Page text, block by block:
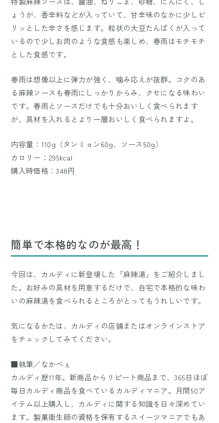
ょうが、香辛料などが入っていて、甘辛味のなかに少しピ
リッとした辛さを感じます。粒状の大豆たんぱくが入って
いるので少しお肉のような食感も楽しめ、春雨はモチモチ
とした食感です。
春雨は想像以上に弾力が強く、噛み応えが抜群。コクのあ
る麻辣ソースも春雨にしっかりからみ、クセになる味わい
です。春雨とソースだけでも十分おいしく食べられます
が、具材を入れるとより一層おいしく食べられますよ。
内容量：110g（タンミョン60g、ソース50g）
カロリー：295kcal
購入時価格：348円
簡単で本格的なのが最高！
今回は、カルディに新登場した「麻辣湯」をご紹介しまし
た。お好みの具材を用意するだけで、自宅で本格的な味わ
いの麻辣湯を食べられるところがとってもうれしいです。
気になるかたは、カルディの店舗またはオンラインストア
をチェックしてみてください。
■執筆／なかべぇ
カルディ歴11年。新商品からリピート商品まで、365日ほぼ
毎日カルディ商品を食べているカルディマニア。月間50ア
イテム以上購入し、カルディに関する知識を日々深めてい
ます。製菓衛生師の資格を保有するスイーツマニアでもあ